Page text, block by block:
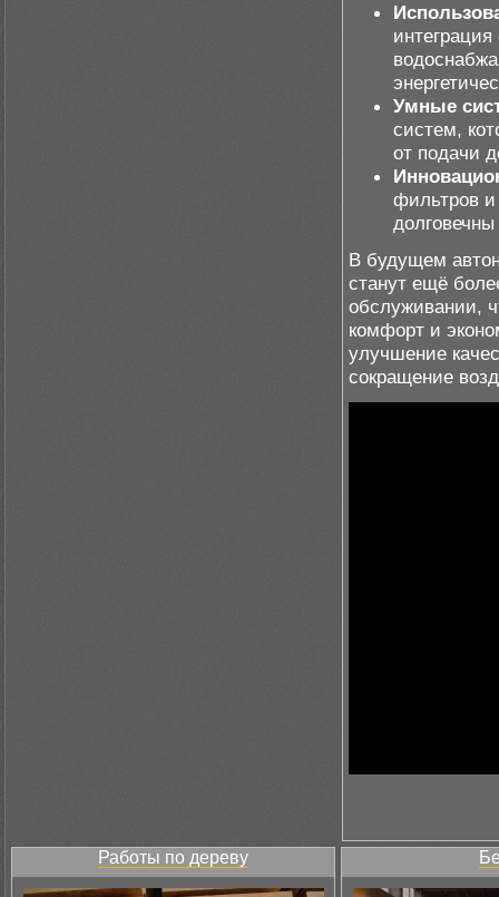
Умные
систем,
от подачи
фильтров
В будущем
станут ещё
обслуживании,
комфорт и
улучшение
сокращение
Работы по дереву